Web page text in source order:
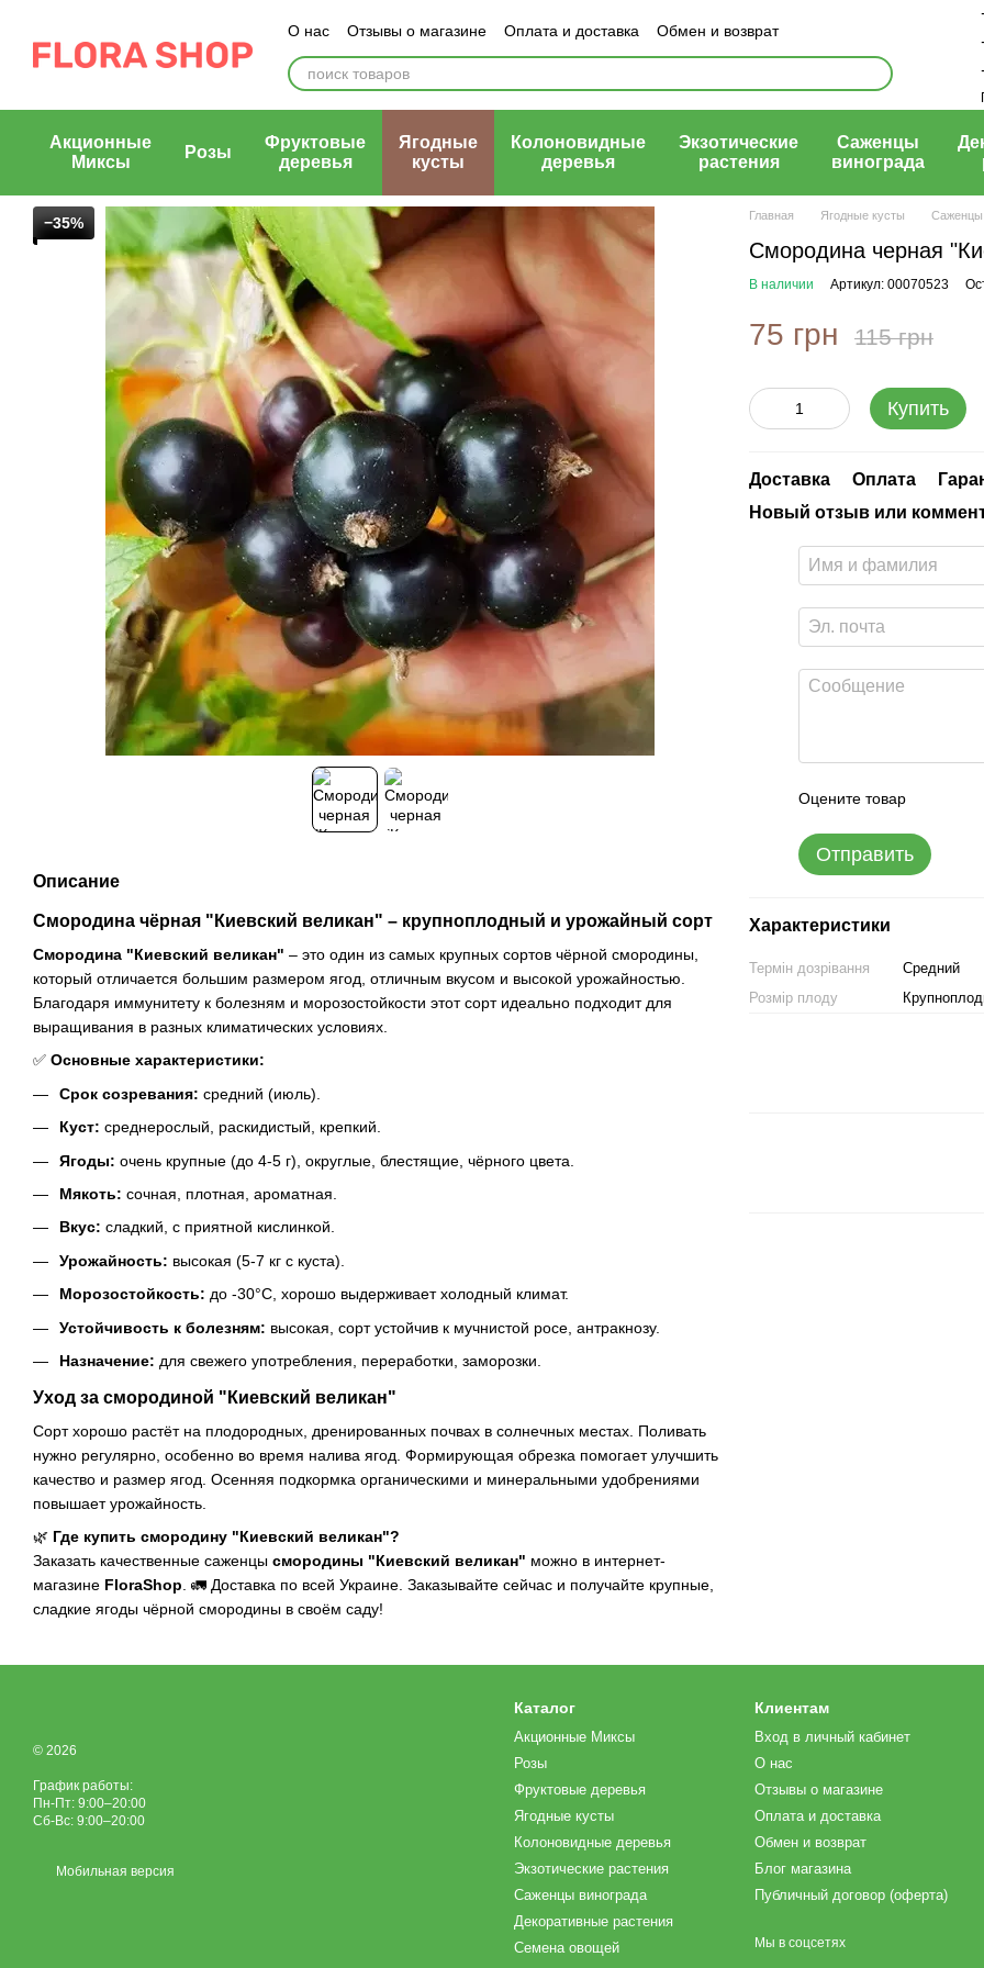
О нас Отзывы о магазине Оплата и доставка
Обмен и возврат
Блог магазина
Публичный договор (оферта)
Акционные
Миксы
Розы
Фруктовые
деревья
Ягодные
кусты
Колоновидные
деревья
Экзотические
растения
Саженцы
винограда
−35%
Описание
Смородина чёрная "Киевский великан" – крупноплодный и урожайный сорт
Смородина "Киевский великан" – это один из самых крупных сортов чёрной смородины,
который отличается большим размером ягод, отличным вкусом и высокой урожайностью.
Благодаря иммунитету к болезням и морозостойкости этот сорт идеально подходит для
выращивания в разных климатических условиях.
✅ Основные характеристики:
Срок созревания: средний (июль).
Куст: среднерослый, раскидистый, крепкий.
Ягоды: очень крупные (до 4-5 г), округлые, блестящие, чёрного цвета.
Мякоть: сочная, плотная, ароматная.
Вкус: сладкий, с приятной кислинкой.
Урожайность: высокая (5-7 кг с куста).
Морозостойкость: до -30°C, хорошо выдерживает холодный климат.
Устойчивость к болезням: высокая, сорт устойчив к мучнистой росе, антракнозу.
Назначение: для свежего употребления, переработки, заморозки.
Уход за смородиной "Киевский великан"
Сорт хорошо растёт на плодородных, дренированных почвах в солнечных местах. Поливать
нужно регулярно, особенно во время налива ягод. Формирующая обрезка помогает улучшить
качество и размер ягод. Осенняя подкормка органическими и минеральными удобрениями
повышает урожайность.
🌿 Где купить смородину "Киевский великан"?
Заказать качественные саженцы смородины "Киевский великан" можно в интернет-
магазине FloraShop. 🚛 Доставка по всей Украине. Заказывайте сейчас и получайте крупные,
сладкие ягоды чёрной смородины в своём саду!
Главная Ягодные кусты Саженцы
Смородина черная
В наличии Артикул: 00070523
75 грн 115 грн
Купить
Доставка Оплата
Новый отзыв или
Оцените товар
Отправить
Характеристики
Термін дозрівання
Средний
Розмір плоду
© 2026
График работы:
Пн-Пт: 9:00–20:00
Сб-Вс: 9:00–20:00
Мобильная версия
Каталог
Акционные Миксы
Розы
Фруктовые деревья
Ягодные кусты
Колоновидные деревья
Экзотические растения
Саженцы винограда
Декоративные растения
Семена овощей
Клиентам
Вход в личный кабинет
О нас
Отзывы о магазине
Оплата и доставка
Обмен и возврат
Блог магазина
Публичный договор (оферта)
Мы в соцсетях